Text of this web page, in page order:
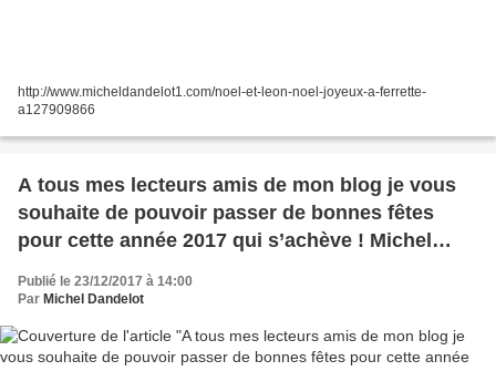
http://www.micheldandelot1.com/noel-et-leon-noel-joyeux-a-ferrette-
a127909866
A tous mes lecteurs amis de mon blog je vous
souhaite de pouvoir passer de bonnes fêtes
pour cette année 2017 qui s’achève ! Michel
Publié le 23/12/2017 à 14:00
Par Michel Dandelot